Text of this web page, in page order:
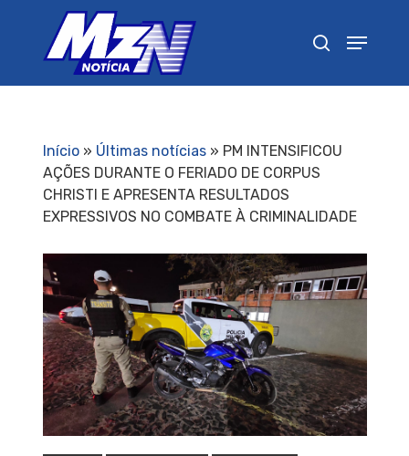
Início» Últimas notícias» PM INTENSIFICOU
AÇÕES DURANTE O FERIADO DE CORPUS
CHRISTI E APRESENTA RESULTADOS
EXPRESSIVOS NO COMBATE À CRIMINALIDADE